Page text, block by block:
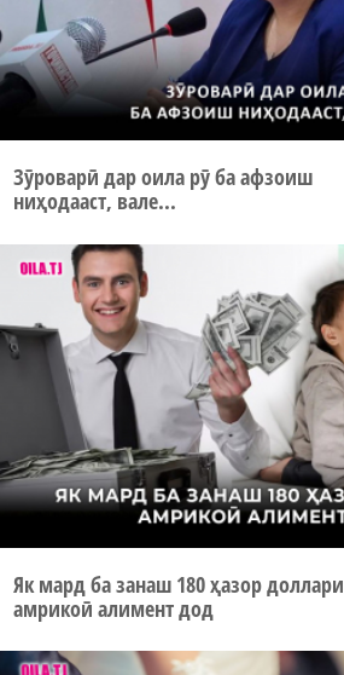
Зӯроварӣ дар оила рӯ ба афзоиш
ниҳодааст, вале...
Як мард ба занаш 180 ҳазор доллари
амрикоӣ алимент дод